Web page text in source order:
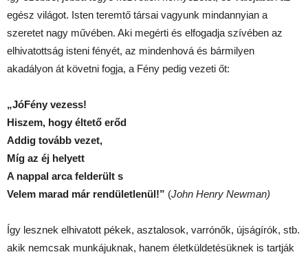
egész világot. Isten teremtő társai vagyunk mindannyian a
szeretet nagy művében. Aki megérti és elfogadja szívében az
elhivatottság isteni fényét, az mindenhová és bármilyen
akadályon át követni fogja, a Fény pedig vezeti őt:
„JóFény vezess!
Hiszem, hogy éltető erőd
Addig tovább vezet,
Míg az éj helyett
A nappal arca felderült s
Velem marad már rendületlenül!” (John Henry Newman)
Így lesznek elhivatott pékek, asztalosok, varrónők, újságírók, stb.
akik nemcsak munkájuknak, hanem életküldetésüknek is tartják